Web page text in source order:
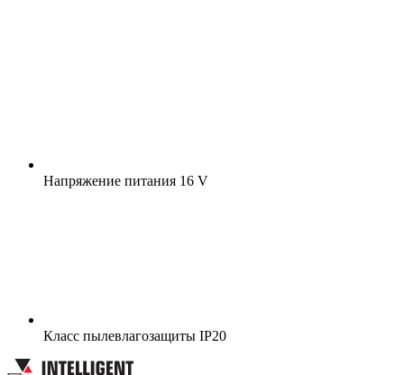
Напряжение питания 16 V
Класс пылевлагозащиты IP20